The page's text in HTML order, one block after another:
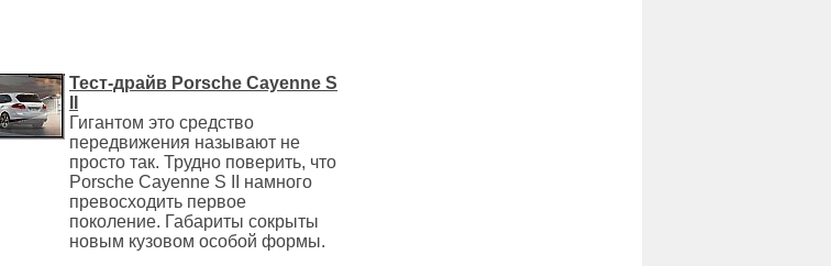
Тест-драйв Porsche Cayenne S
Гигантом это средство
передвижения называют не
просто так. Трудно поверить, что
Porsche Cayenne S II намного
превосходить первое
поколение. Габариты сокрыты
новым кузовом особой формы.